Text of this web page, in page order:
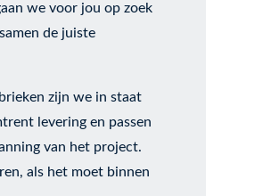
we voor jou op zoek
de juiste
zijn we in staat
levering en passen
van het project.
als het moet binnen